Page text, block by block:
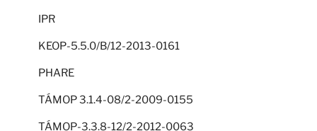
IPR
KEOP-5.5.0/B/12-2013-0161
PHARE
TÁMOP 3.1.4-08/2-2009-0155
TÁMOP-3.3.8-12/2-2012-0063